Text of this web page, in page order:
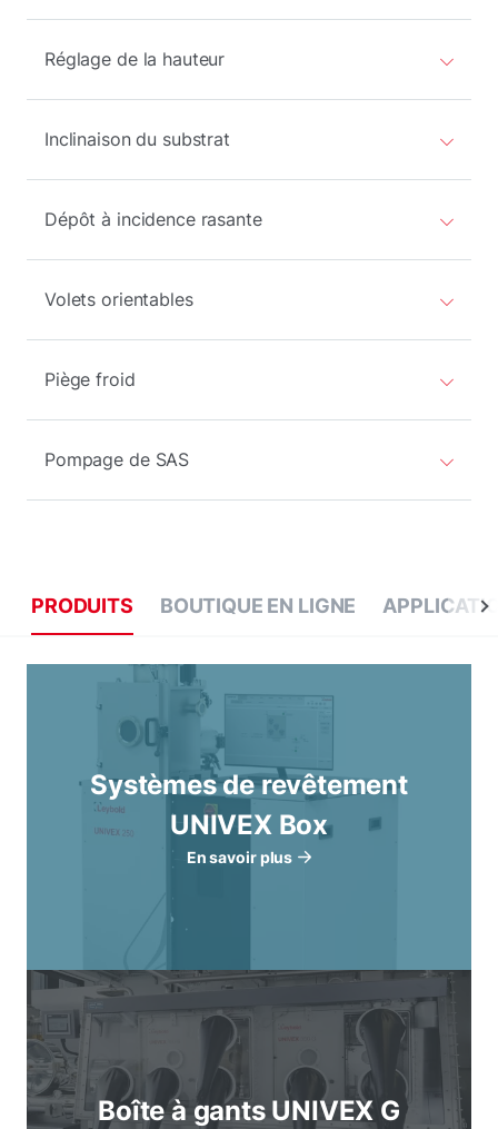
Réglage de la hauteur
Inclinaison du substrat
Dépôt à incidence rasante
Volets orientables
Piège froid
Pompage de SAS
PRODUITS BOUTIQUE EN LIGNE
Systèmes de revêtement
UNIVEX Box
En savoir plus
Boîte à gants UNIVEX G